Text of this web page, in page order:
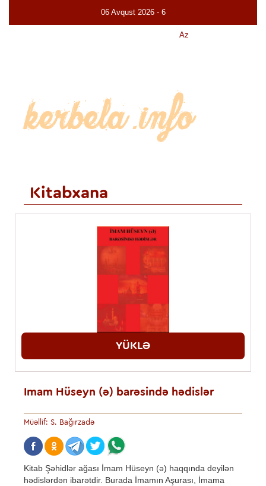
06 Avqust 2026 - 6
Az
Kitabxana
YÜKLƏ
İmam Hüseyn (ə) barəsində hədislər
Müəllif: S. Bağırzadə
Kitab Şəhidlər ağası İmam Hüseyn (ə) haqqında deyilən
hədislərdən ibarətdir. Burada İmamın Aşurası, İmama